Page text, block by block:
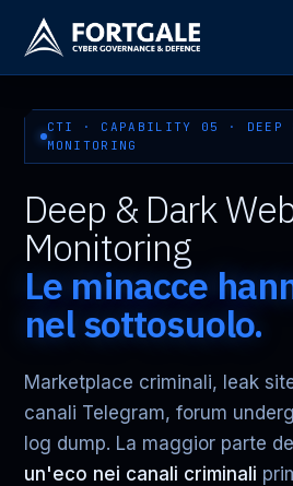
CTI · CAPABILITY 05 · DEEP &
MONITORING
Deep & Dark
Monitoring
Le minacce
nel sottosuolo.
Marketplace criminali, leak
canali Telegram, forum
log dump. La maggior parte
un'eco nei canali criminali